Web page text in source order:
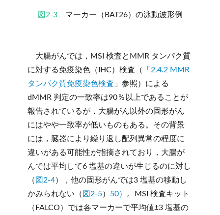
図2-3マーカー（BAT26）の泳動波形例
大腸がんでは，MSI 検査とMMR タンパク質
に対する免疫染色（IHC）検査（「 2.4.2 MMR
タンパク質免疫染色検査 」参照）による
dMMR 判定の一致率は90％以上であることが
報告されているが，大腸がん以外の固形がん
にはやや一致率が低いものもある。その背景
には，臓器により繰り返し配列異常の程度に
違いがある可能性が指摘されており，大腸が
んでは平均して6 塩基の違いが生じるのに対し
（ 図2-4），他の固形がんでは3 塩基の移動し
かみられない（ 図2-5） 50）
。MSI 検査キット
（FALCO）では各マーカーで平均値±3 塩基の